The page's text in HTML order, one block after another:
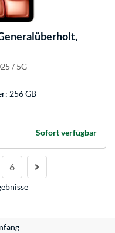
/ 5G
256 GB
Sofort verfügbar
6